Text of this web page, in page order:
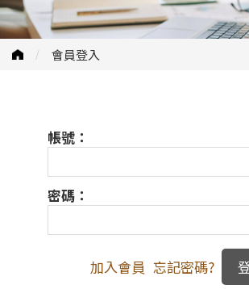
會員登入
帳號：
密碼：
加入會員 忘記密碼?